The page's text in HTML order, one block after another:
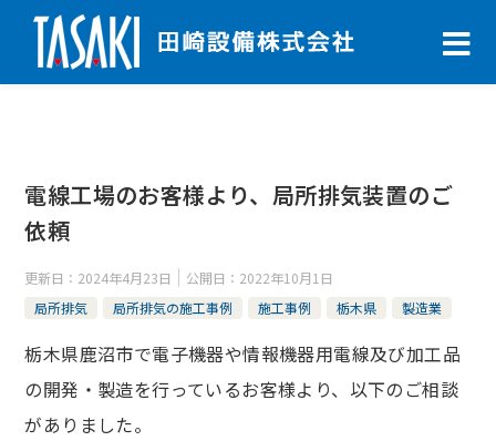
電線工場のお客様より、局所排気装置のご
依頼
更新日： 2024年4月23日 公開日： 2022年10月1日
局所排気
局所排気の施工事例 施工事例 栃木県 製造業
栃木県鹿沼市で電子機器や情報機器用電線及び加工品
の開発・製造を行っているお客様より、以下のご相談
がありました。